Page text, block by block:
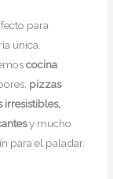
para
única.
cocina
pizzas
irresistibles,
y mucho
para el paladar.